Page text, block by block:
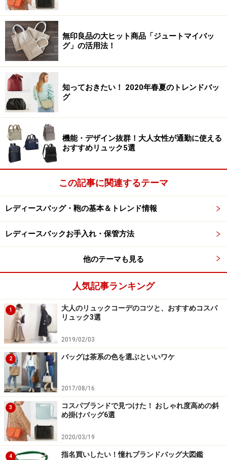
無印良品の大ヒット商品「ジュートマイバッ
グ」の活用法！
知っておきたい！ 2020年春夏のトレンドバッ
グ
機能・デザイン抜群！大人女性が通勤に使える
おすすめリュック5選
この記事に関連するテーマ
レディースバッグ・鞄の基本＆トレンド情報
レディースバックお手入れ・保管方法
他のテーマも見る
人気記事ランキング
1
大人のリュックコーデのコツと、おすすめコスパ
リュック3選
2019/02/03
2 バッグは茶系の色を選ぶといいワケ
2017/08/16
3
コスパブランドで見つけた！ おしゃれ度高めの斜
め掛けバッグ6選
2020/03/19
4 指名買いしたい！憧れブランドバッグ大図鑑